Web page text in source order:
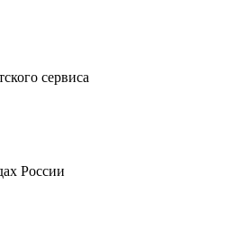
сервиса
России